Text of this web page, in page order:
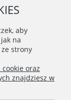
Connect with us
aby
na
strony
cookie oraz
znajdziesz w